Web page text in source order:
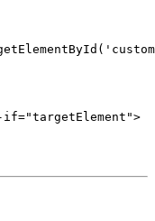
(
if="targetElement">